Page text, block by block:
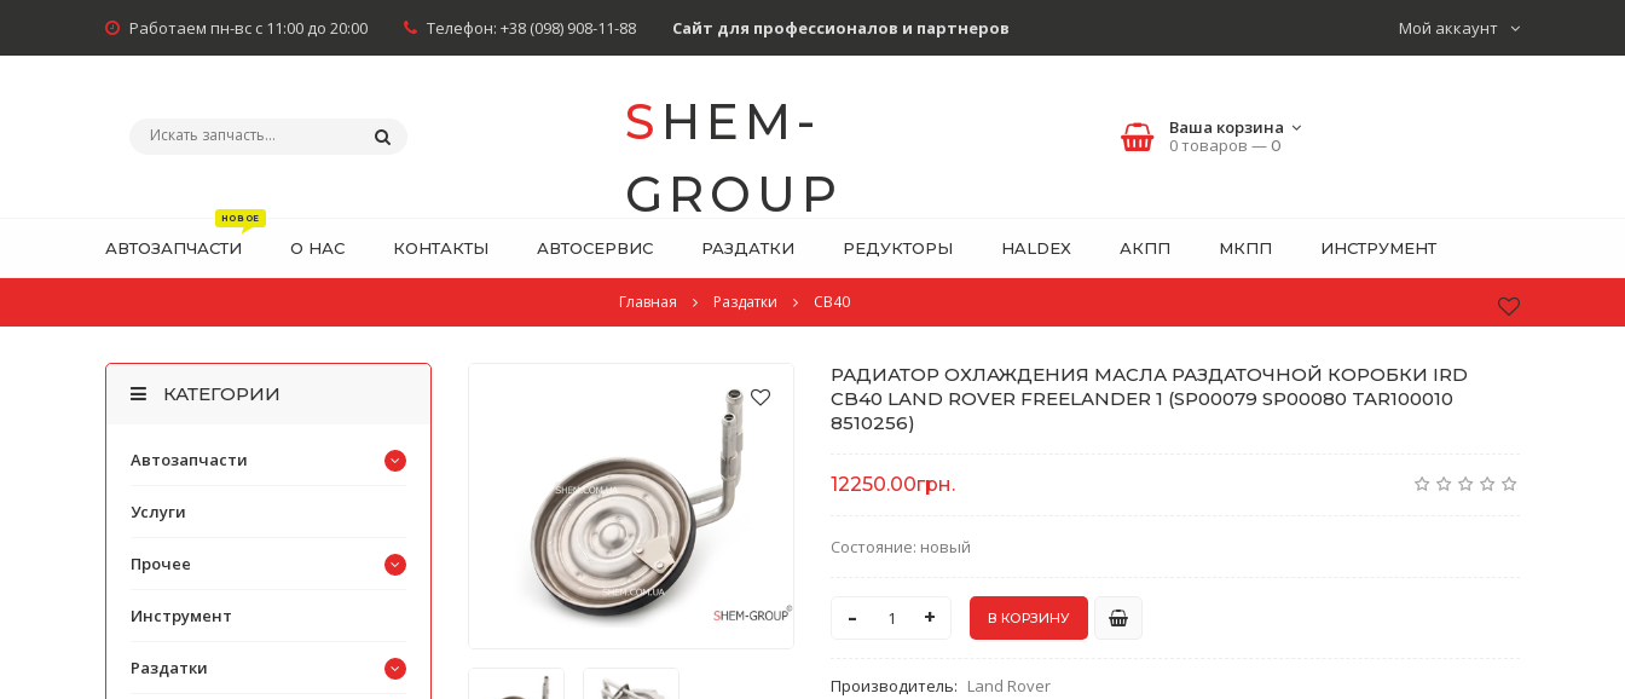
Мой аккаунт
Работаем пн-вс с 11:00 до 20:00 Телефон: +38 (098) 908-11-88 Сайт для профессионалов и партнеров
SHEM-
GROUP
Ваша корзина
0 товаров —0
АВТОЗАПЧАСТИ О НАС КОНТАКТЫ АВТОСЕРВИС РАЗДАТКИ РЕДУКТОРЫ HALDEX АКПП МКПП ИНСТРУМЕНТ
Главная Раздатки CB40
РАДИАТОР ОХЛАЖДЕНИЯ МАСЛА РАЗДАТОЧНОЙ КОРОБКИ IRD
CB40 LAND ROVER FREELANDER 1 (SP00079 SP00080 TAR100010
8510256)
12250.00грн.
Состояние: новый
- +
Производитель: Land Rover
КАТЕГОРИИ
Автозапчасти
Услуги
Прочее
Инструмент
Раздатки